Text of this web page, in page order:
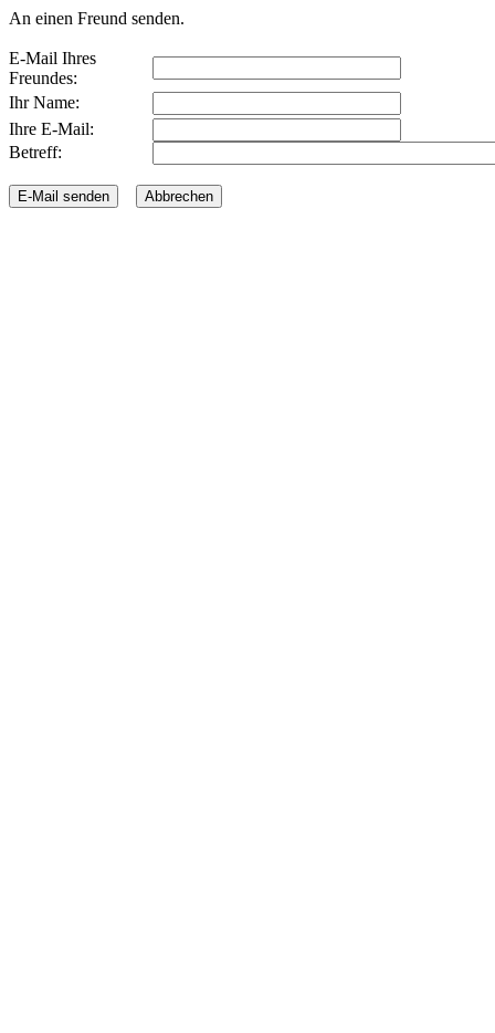
An einen Freund senden.
E-Mail Ihres
Freundes:
Ihr Name:
Ihre E-Mail:
Betreff: